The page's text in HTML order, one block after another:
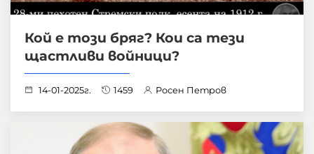
Кой е този бряг? Кои са тези
щастливи войници?
14-01-2025г. 1459 Росен Петров